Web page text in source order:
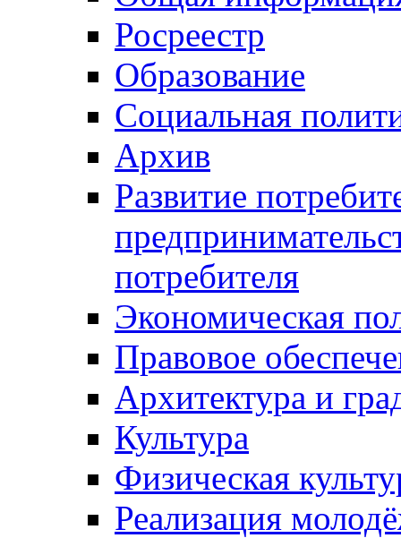
Росреестр
Образование
Социальная
Архив
Развитие
потребителя
Экономическая
Правовое
Архитектура и
Культура
Физическая
Реализация